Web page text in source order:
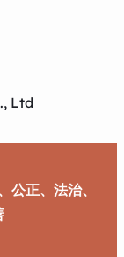
Ltd
公正、法治、